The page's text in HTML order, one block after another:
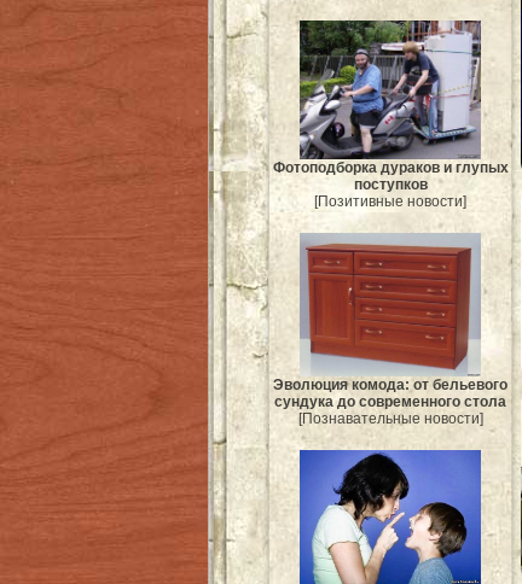
Фотоподборка дураков и глупых
поступков
[Позитивные новости]
Эволюция комода: от бельевого
сундука до современного стола
[Познавательные новости]